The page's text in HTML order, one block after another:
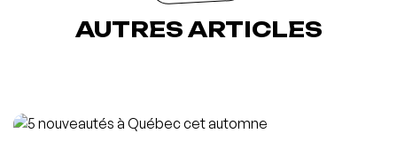
AUTRES ARTICLES